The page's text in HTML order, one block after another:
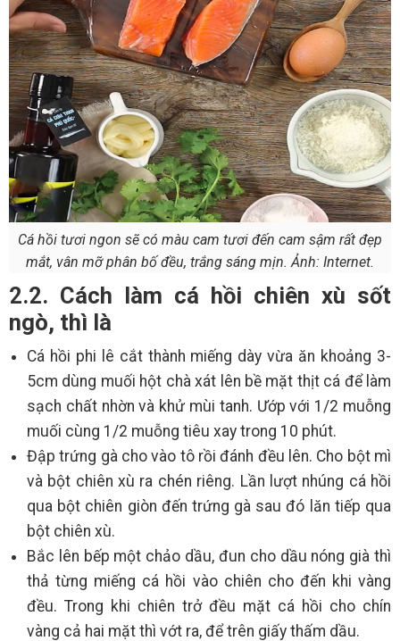
Cá hồi tươi ngon sẽ có màu cam tươi đến cam sậm rất đẹp
mắt, vân mỡ phân bố đều, trắng sáng mịn. Ảnh: Internet.
2.2. Cách làm cá hồi chiên xù sốt
ngò, thì là
Cá hồi phi lê cắt thành miếng dày vừa ăn khoảng 3-
5cm dùng muối hột chà xát lên bề mặt thịt cá để làm
sạch chất nhờn và khử mùi tanh. Ướp với 1/2 muỗng
muối cùng 1/2 muỗng tiêu xay trong 10 phút.
Đập trứng gà cho vào tô rồi đánh đều lên. Cho bột mì
và bột chiên xù ra chén riêng. Lần lượt nhúng cá hồi
qua bột chiên giòn đến trứng gà sau đó lăn tiếp qua
bột chiên xù.
Bắc lên bếp một chảo dầu, đun cho dầu nóng già thì
thả từng miếng cá hồi vào chiên cho đến khi vàng
đều. Trong khi chiên trở đều mặt cá hồi cho chín
vàng cả hai mặt thì vớt ra, để trên giấy thấm dầu.